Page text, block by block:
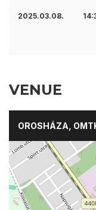
2025.03.08.
VENUE
OROSHÁZA,